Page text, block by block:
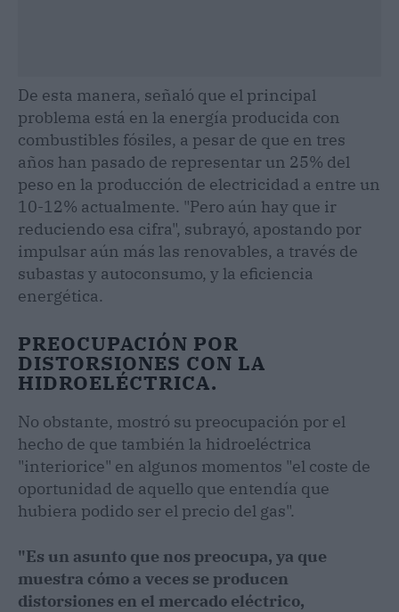
De esta manera, señaló que el principal
problema está en la energía producida con
combustibles fósiles, a pesar de que en tres
años han pasado de representar un 25% del
peso en la producción de electricidad a entre un
10-12% actualmente. "Pero aún hay que ir
reduciendo esa cifra", subrayó, apostando por
impulsar aún más las renovables, a través de
subastas y autoconsumo, y la eficiencia
energética.
PREOCUPACIÓN POR
DISTORSIONES CON LA
HIDROELÉCTRICA.
No obstante, mostró su preocupación por el
hecho de que también la hidroeléctrica
"interiorice" en algunos momentos "el coste de
oportunidad de aquello que entendía que
hubiera podido ser el precio del gas".
"Es un asunto que nos preocupa, ya que
muestra cómo a veces se producen
distorsiones en el mercado eléctrico,